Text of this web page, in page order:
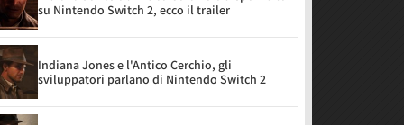
su Nintendo Switch 2, ecco il trailer
Indiana Jones e l'Antico Cerchio, gli
sviluppatori parlano di Nintendo Switch 2